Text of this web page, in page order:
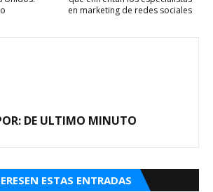
en marketing de redes sociales
DE ULTIMO MINUTO
ESTAS ENTRADAS